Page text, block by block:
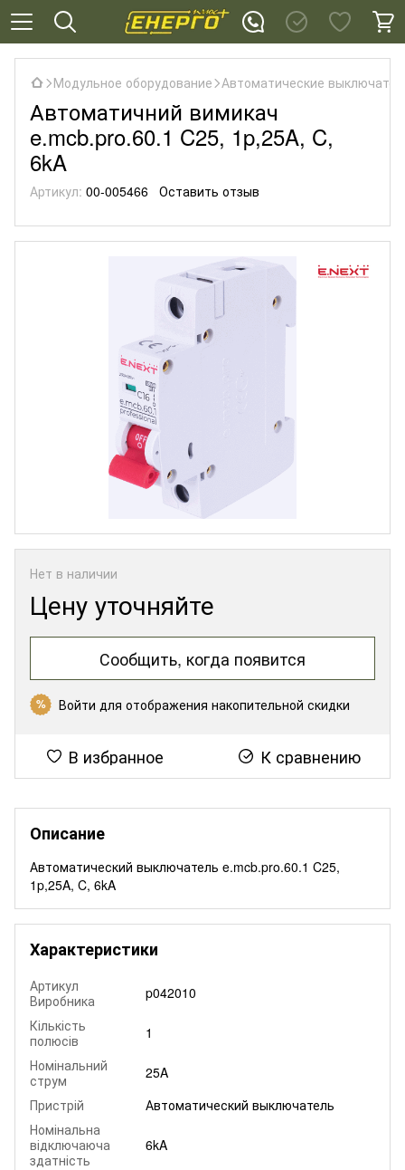
Модульное оборудование Автоматические
Автоматичний вимикач
e.mcb.pro.60.1 C25, 1p,25A, C,
6kA
Артикул: 00-005466 Оставить отзыв
Нет в наличии
Цену уточняйте
Сообщить, когда появится
% Войти для отображения накопительной скидки
В избранное К сравнению
Описание
Автоматический выключатель e.mcb.pro.60.1 C25,
1p,25A, C, 6kA
Характеристики
Артикул
Виробника
p042010
Кількість
полюсів
1
Номінальний
струм
25A
Пристрій
Автоматический выключатель
Номінальна
відключаюча
здатність
6kA